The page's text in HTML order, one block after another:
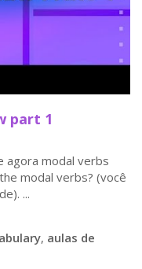
part 1
agora modal verbs
modal verbs? (você
...
, aulas de